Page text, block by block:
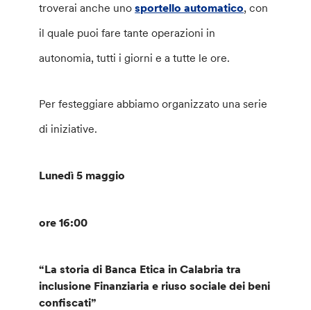
troverai anche unosportello automatico, con
il quale puoi fare tante operazioni in
autonomia, tutti i giorni e a tutte le ore.
Per festeggiare abbiamo organizzato una serie
di iniziative.
Lunedì 5 maggio
ore 16:00
“La storia di Banca Etica in Calabria tra
inclusione Finanziaria e riuso sociale dei beni
confiscati”